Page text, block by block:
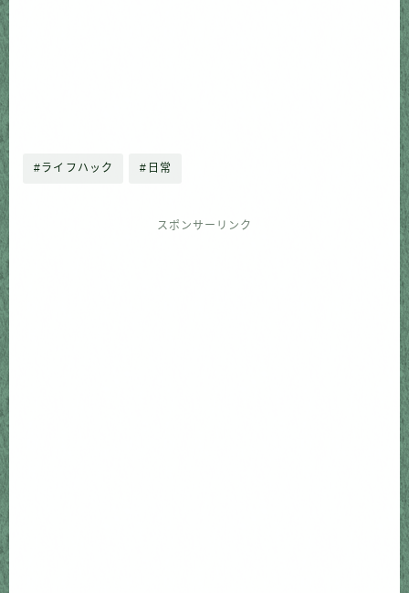
#ライフハック #日常
スポンサーリンク